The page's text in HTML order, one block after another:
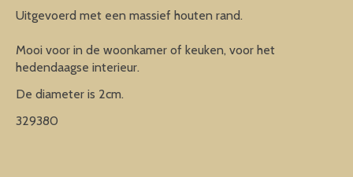
Uitgevoerd met een massief houten rand.
Mooi voor in de woonkamer of keuken, voor het
hedendaagse interieur.
De diameter is 2cm.
329380